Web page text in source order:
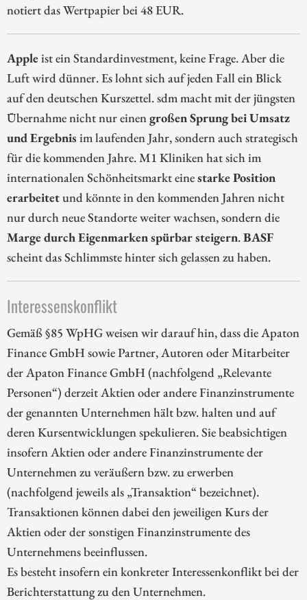
notiert das Wertpapier bei 48 EUR.
Appleist ein Standardinvestment, keine Frage. Aber die
Luft wird dünner. Es lohnt sich auf jeden Fall ein Blick
auf den deutschen Kurszettel. sdm macht mit der jüngsten
Übernahme nicht nur einen großen Sprung bei Umsatz
und Ergebnis im laufenden Jahr, sondern auch strategisch
für die kommenden Jahre. M1 Kliniken hat sich im
internationalen Schönheitsmarkt einestarke Position
erarbeitetund könnte in den kommenden Jahren nicht
nur durch neue Standorte weiter wachsen, sondern die
Marge durch Eigenmarken spürbar steigern.BASF
scheint das Schlimmste hinter sich gelassen zu haben.
Interessenskonflikt
Gemäß §85 WpHG weisen wir darauf hin, dass die Apaton
Finance GmbH sowie Partner, Autoren oder Mitarbeiter
der Apaton Finance GmbH (nachfolgend „Relevante
Personen“) derzeit Aktien oder andere Finanzinstrumente
der genannten Unternehmen hält bzw. halten und auf
deren Kursentwicklungen spekulieren. Sie beabsichtigen
insofern Aktien oder andere Finanzinstrumente der
Unternehmen zu veräußern bzw. zu erwerben
(nachfolgend jeweils als „Transaktion“ bezeichnet).
Transaktionen können dabei den jeweiligen Kurs der
Aktien oder der sonstigen Finanzinstrumente des
Unternehmens beeinflussen.
Es besteht insofern ein konkreter Interessenkonflikt bei der
Berichterstattung zu den Unternehmen.